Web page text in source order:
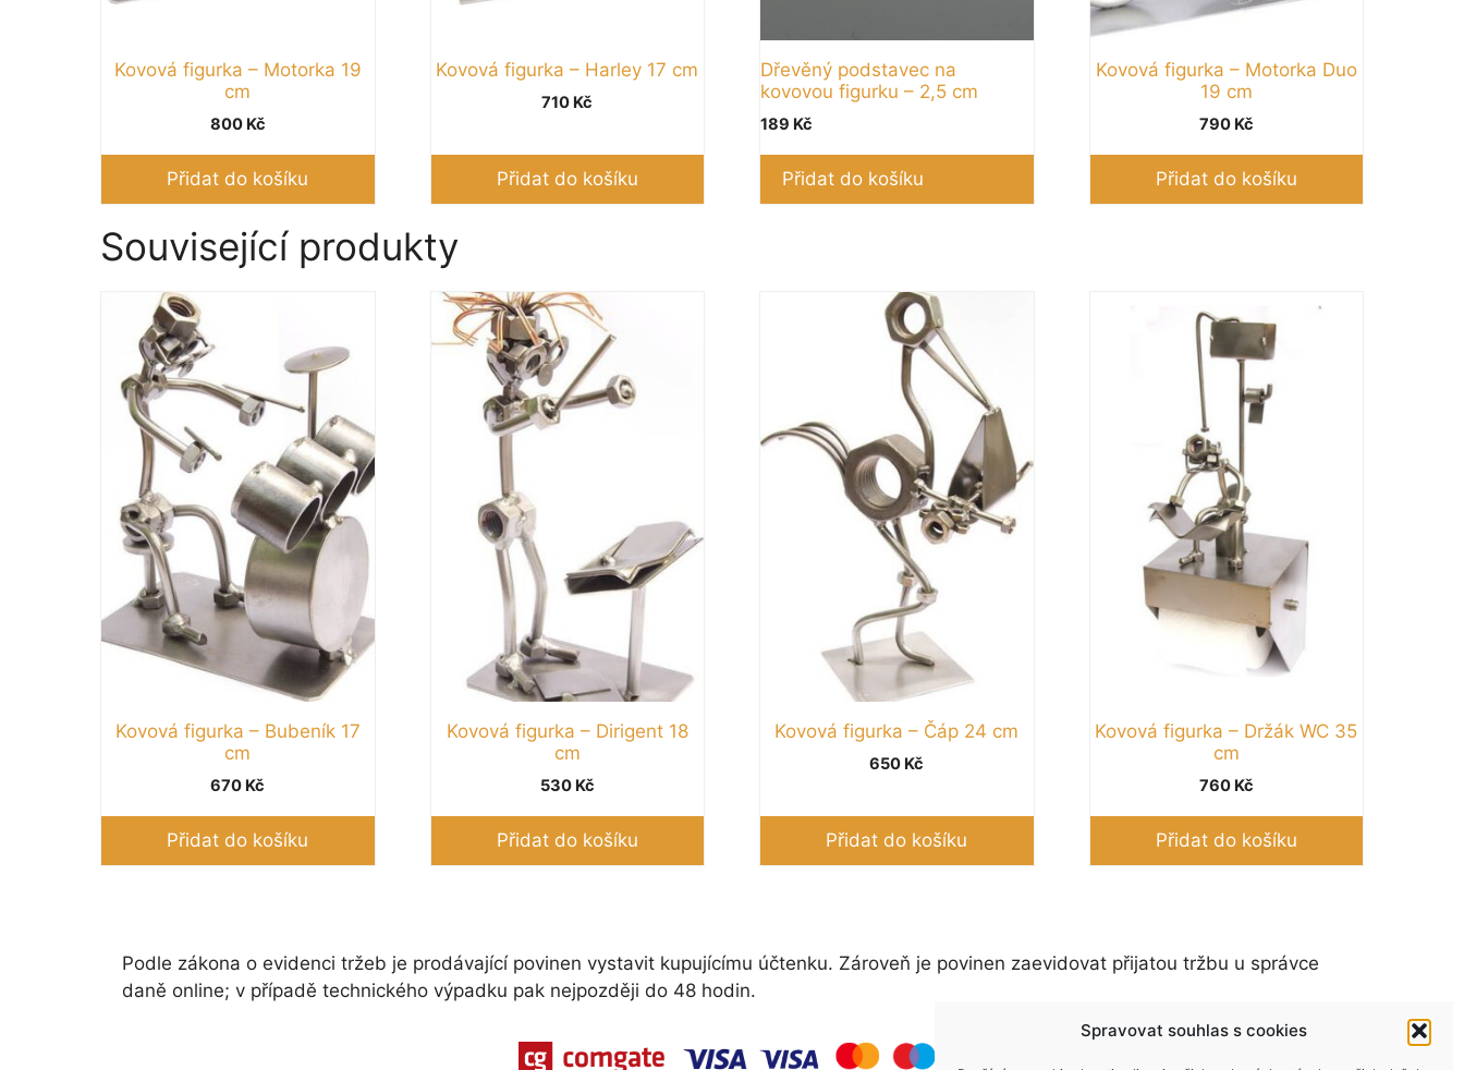
Spravovat souhlas s cookies
Kovová figurka – Motorka 19
cm
800 Kč
Přidat do košíku
Kovová figurka – Harley 17 cm
710 Kč
Přidat do košíku
Dřevěný podstavec na
kovovou figurku – 2,5 cm
189 Kč
Přidat do košíku
Kovová figurka – Motorka Duo
19 cm
790 Kč
Přidat do košíku
Související produkty
Kovová figurka – Bubeník 17
cm
670 Kč
Přidat do košíku
Kovová figurka – Dirigent 18
cm
530 Kč
Přidat do košíku
Kovová figurka – Čáp 24 cm
650 Kč
Přidat do košíku
Kovová figurka – Držák WC 35
cm
760 Kč
Přidat do košíku
Podle zákona o evidenci tržeb je prodávající povinen vystavit kupujícímu účtenku. Zároveň je povinen zaevidovat přijatou tržbu u správce
daně online; v případě technického výpadku pak nejpozději do 48 hodin.